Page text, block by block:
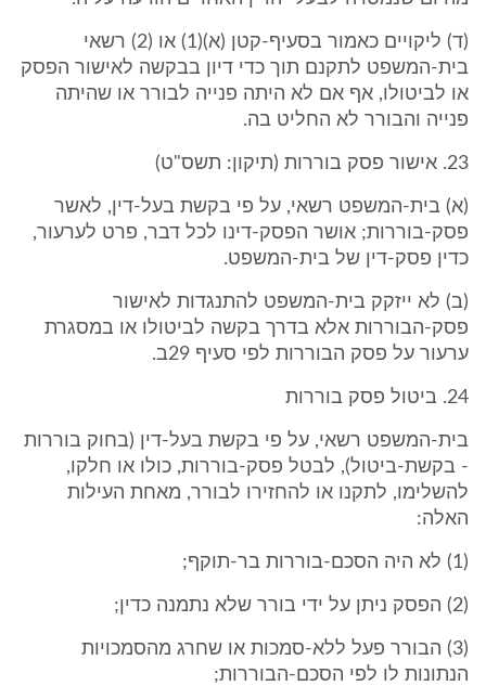
(ד) ליקויים כאמור בסעיף-קטן (א)(1) או (2) רשאי
בית-המשפט לתקנם תוך כדי דיון בבקשה לאישור הפסק
או לביטולו, אף אם לא היתה פנייה לבורר או שהיתה
פנייה והבורר לא החליט בה.
23. אישור פסק בוררות (תיקון: תשס"ט)
(א) בית-המשפט רשאי, על פי בקשת בעל-דין, לאשר
פסק-בוררות; אושר הפסק-דינו לכל דבר, פרט לערעור,
כדין פסק-דין של בית-המשפט.
(ב) לא ייזקק בית-המשפט להתנגדות לאישור
פסק-הבוררות אלא בדרך בקשה לביטולו או במסגרת
ערעור על פסק הבוררות לפי סעיף 29ב.
24. ביטול פסק בוררות
בית-המשפט רשאי, על פי בקשת בעל-דין (בחוק בוררות
- בקשת-ביטול), לבטל פסק-בוררות, כולו או חלקו,
להשלימו, לתקנו או להחזירו לבורר, מאחת העילות
האלה:
(1) לא היה הסכם-בוררות בר-תוקף;
(2) הפסק ניתן על ידי בורר שלא נתמנה כדין;
(3) הבורר פעל ללא-סמכות או שחרג מהסמכויות
הנתונות לו לפי הסכם-הבוררות;